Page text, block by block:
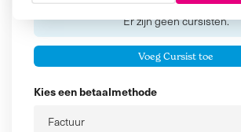
Voornaam
Tussenvoegsel
Er zijn geencursisten.
Voeg Cursist toe
Kies een betaalmethode